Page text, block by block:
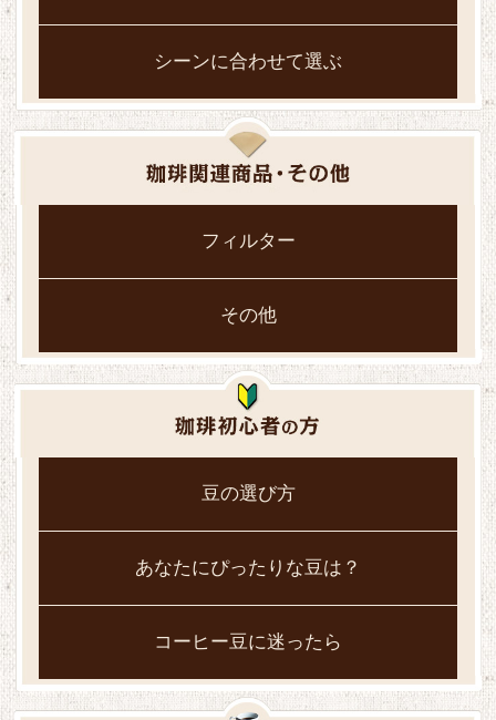
シーンに合わせて選ぶ
フィルター
その他
豆の選び方
あなたにぴったりな豆は？
コーヒー豆に迷ったら